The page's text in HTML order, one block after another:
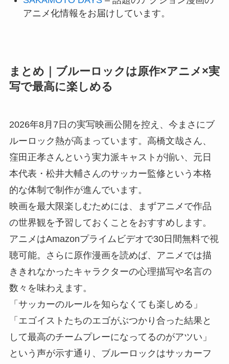
アニメ化情報をお届けしています。
まとめ｜ブルーロックは原作×アニメ×実
写で最高に楽しめる
2026年8月7日の実写映画公開を控え、今まさにブ
ルーロック熱が高まっています。高橋文哉さん、
窪田正孝さんという実力派キャストが揃い、元日
本代表・松井大輔さんのサッカー監修という本格
的な体制で制作が進んでいます。
映画を最大限楽しむためには、まずアニメで作品
の世界観を予習しておくことをおすすめします。
アニメはAmazonプライムビデオで30日間無料で視
聴可能。さらに原作漫画を読めば、アニメでは描
ききれなかったキャラクターの心理描写や名言の
数々を味わえます。
「サッカーのルールを知らなくても楽しめる」
「エゴイストたちのエゴがぶつかり合った結果と
して最高のチームプレーになってるのがアツい」
という声が示す通り、ブルーロックはサッカーフ